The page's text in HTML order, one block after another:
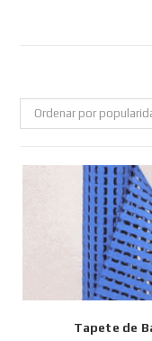
Ordenar por
Tapete de